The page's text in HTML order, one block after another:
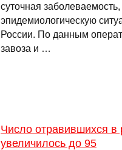
суточная
эпидемиологическую
России. По данным
завоза и …
Число отравившихся в
увеличилось до 95